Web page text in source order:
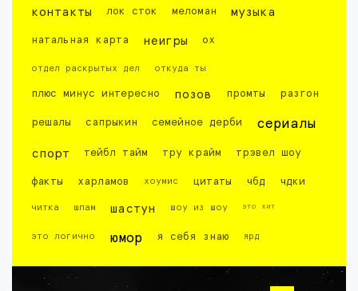
контакты лок сток меломан музыка
натальная карта неигры ох
отдел раскрытых дел откуда ты
плюс минус интересно позов промты разгон
решалы сапрыкин семейное дерби сериалы
спорт тейбл тайм тру крайм трэвел шоу
факты харламов хоумис цитаты чбд чдки
читка шпам шастун шоу из шоу это хит
это логично юмор я себя знаю ярд